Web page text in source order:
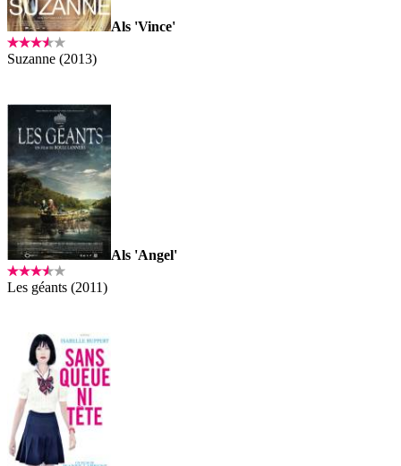
Als 'Vince'
Suzanne (2013)
Als 'Angel'
Les géants (2011)